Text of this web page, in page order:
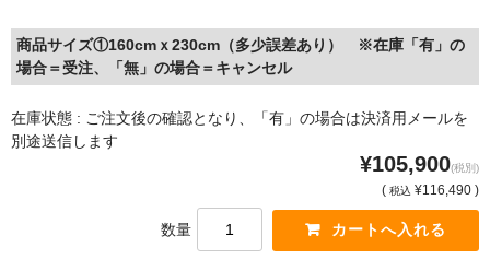
商品サイズ①160cmｘ230cm（多少誤差あり） ※在庫「有」の
場合＝受注、「無」の場合＝キャンセル
在庫状態 : ご注文後の確認となり、「有」の場合は決済用メールを
別途送信します
¥105,900(税別)
( 税込 ¥116,490 )
数量